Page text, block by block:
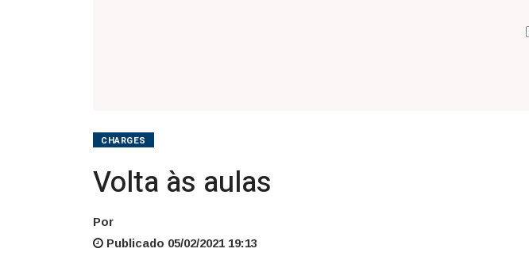
CHARGES
Volta às aulas
Por
Publicado 05/02/2021 19:13